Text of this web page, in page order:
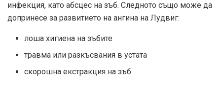
инфекция, като абсцес на зъб. Следното също може да
допринесе за развитието на ангина на Лудвиг:
лоша хигиена на зъбите
травма или разкъсвания в устата
скорошна екстракция на зъб